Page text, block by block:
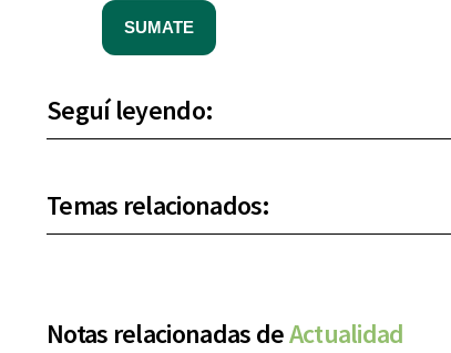
SUMATE
Seguí leyendo:
Temas relacionados:
Notas relacionadas deActualidad